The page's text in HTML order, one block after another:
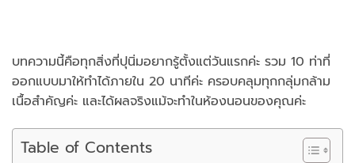
บทความนี้คือทุกสิ่งที่ปุนิ่มอยากรู้ตั้งแต่วันแรกค่ะ รวม 10 ท่าที่
ออกแบบมาให้ทำได้ภายใน 20 นาทีค่ะ ครอบคลุมทุกกลุ่มกล้าม
เนื้อสำคัญค่ะ และได้ผลจริงแม้จะทำในห้องนอนของคุณค่ะ
Table of Contents